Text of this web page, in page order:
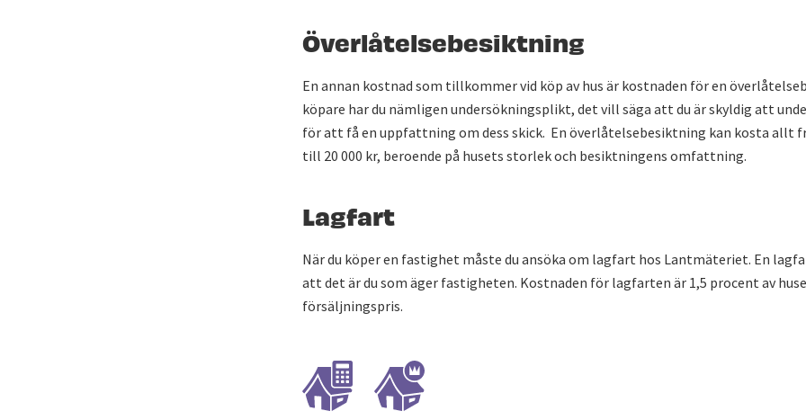
Överlåtelsebesiktning
En annan kostnad som tillkommer vid köp av hus är kostnaden för en
köpare har du nämligen undersökningsplikt, det vill säga att du är skyldig att
för att få en uppfattning om dess skick. En överlåtelsebesiktning kan kosta allt
till 20 000 kr, beroende på husets storlek och besiktningens omfattning.
Lagfart
När du köper en fastighet måste du ansöka om lagfart hos Lantmäteriet. En
att det är du som äger fastigheten. Kostnaden för lagfarten är 1,5 procent av
försäljningspris.